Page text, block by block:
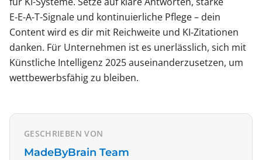
E‑E‑A‑T-Signale und kontinuierliche Pflege – dein
Content wird es dir mit Reichweite und KI‑Zitationen
danken. Für Unternehmen ist es unerlässlich, sich mit
Künstliche Intelligenz 2025 auseinanderzusetzen, um
wettbewerbsfähig zu bleiben.
GESCHRIEBEN VON
MadeByBrain Team